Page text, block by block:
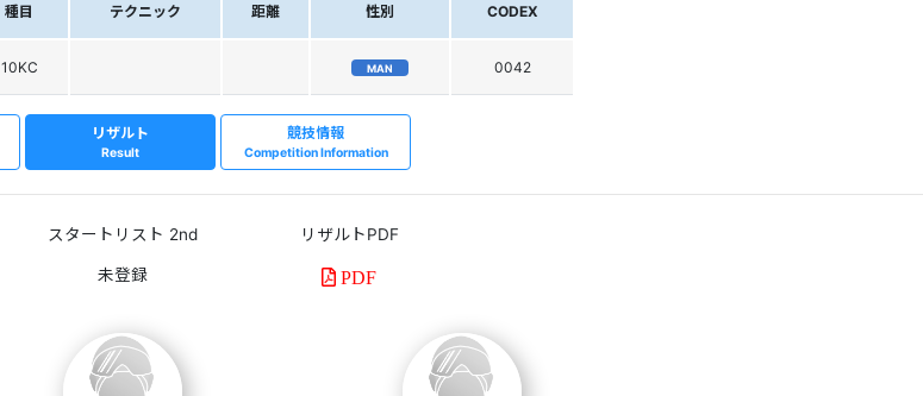
種目 テクニック 距離 性別 CODEX
10KC MAN 0042
リザルト
Result
競技情報
Competition Information
スタートリスト 2nd リザルトPDF
PDF